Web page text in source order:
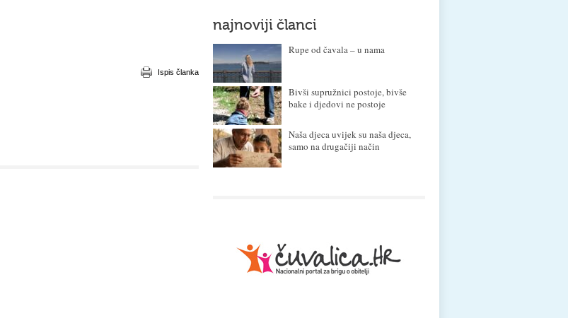
Ispis članka
najnoviji članci
Rupe od čavala – u nama
Bivši supružnici postoje, bivše
bake i djedovi ne postoje
Naša djeca uvijek su naša djeca,
samo na drugačiji način